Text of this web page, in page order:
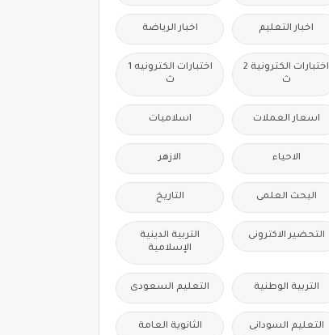
اخبار التعليم اخبار الرياضة
اختبارات الكترونية 2
ث
اختبارات الكترونيه 1
ث
اسعار العملات اسلاميات
الاحياء الازهر
البحث العلمى التاريخ
التحضير الاكترونى
التربية الدينية
الإسلامية
التربية الوطنية التعليم السعودى
التعليم السودانى الثانوية العامة